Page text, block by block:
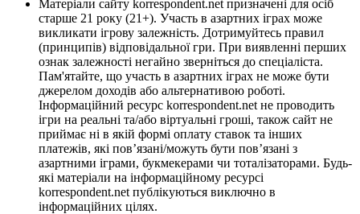
Матеріали сайту korrespondent.net призначені для осіб
старше 21 року (21+). Участь в азартних іграх може
викликати ігрову залежність. Дотримуйтесь правил
(принципів) відповідальної гри. При виявленні перших
ознак залежності негайно зверніться до спеціаліста.
Пам'ятайте, що участь в азартних іграх не може бути
джерелом доходів або альтернативою роботі.
Інформаційний ресурс korrespondent.net не проводить
ігри на реальні та/або віртуальні гроші, також сайт не
приймає ні в якій формі оплату ставок та інших
платежів, які пов’язані/можуть бути пов’язані з
азартними іграми, букмекерами чи тоталізаторами. Будь-
які матеріали на інформаційному ресурсі
korrespondent.net публікуються виключно в
інформаційних цілях.